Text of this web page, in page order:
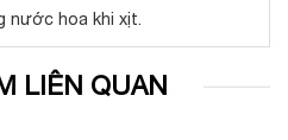
nước hoa khi xịt.
LIÊN QUAN